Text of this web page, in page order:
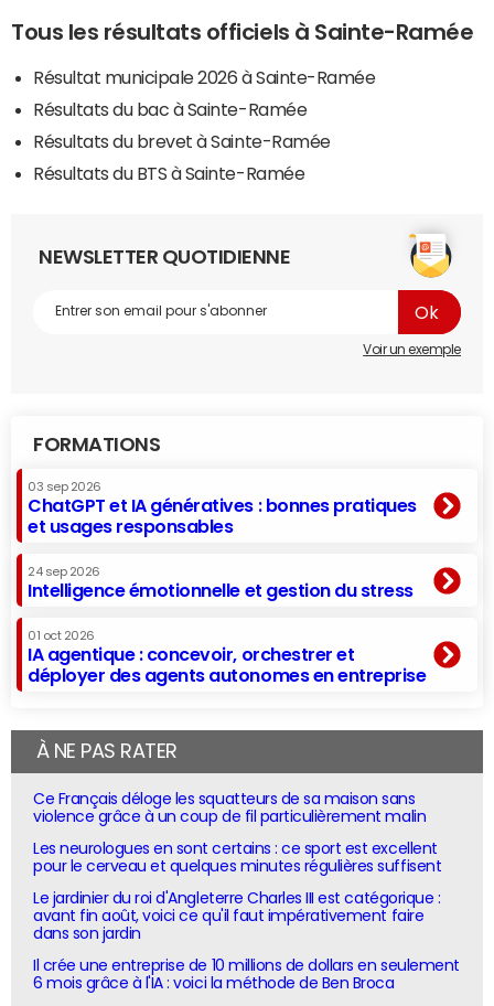
Tous les résultats officiels à Sainte-Ramée
Résultat municipale 2026 à Sainte-Ramée
Résultats du bac à Sainte-Ramée
Résultats du brevet à Sainte-Ramée
Résultats du BTS à Sainte-Ramée
NEWSLETTER QUOTIDIENNE
Voir un exemple
FORMATIONS
03 sep 2026
ChatGPT et IA génératives : bonnes pratiques
et usages responsables
24 sep 2026
Intelligence émotionnelle et gestion du stress
01 oct 2026
IA agentique : concevoir, orchestrer et
déployer des agents autonomes en entreprise
À NE PAS RATER
Ce Français déloge les squatteurs de sa maison sans
violence grâce à un coup de fil particulièrement malin
Les neurologues en sont certains : ce sport est excellent
pour le cerveau et quelques minutes régulières suffisent
Le jardinier du roi d'Angleterre Charles III est catégorique :
avant fin août, voici ce qu'il faut impérativement faire
dans son jardin
Il crée une entreprise de 10 millions de dollars en seulement
6 mois grâce à l'IA : voici la méthode de Ben Broca